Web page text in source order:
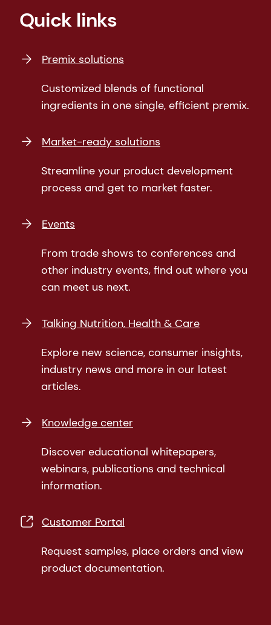
Quick links
Premix solutions
Customized blends of functional
ingredients in one single, efficient premix.
Market-ready solutions
Streamline your product development
process and get to market faster.
Events
From trade shows to conferences and
other industry events, find out where you
can meet us next.
Talking Nutrition, Health & Care
Explore new science, consumer insights,
industry news and more in our latest
articles.
Knowledge center
Discover educational whitepapers,
webinars, publications and technical
information.
Customer Portal
Request samples, place orders and view
product documentation.